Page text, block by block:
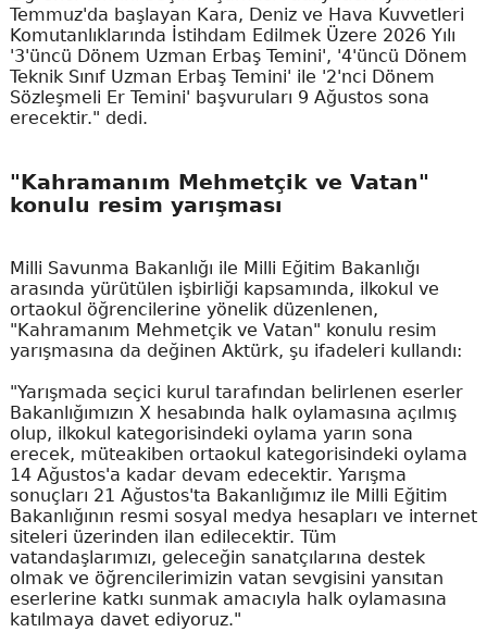
Temmuz'da başlayan Kara, Deniz ve Hava Kuvvetleri
Komutanlıklarında İstihdam Edilmek Üzere 2026 Yılı
'3'üncü Dönem Uzman Erbaş Temini', '4'üncü Dönem
Teknik Sınıf Uzman Erbaş Temini' ile '2'nci Dönem
Sözleşmeli Er Temini' başvuruları 9 Ağustos sona
erecektir." dedi.
"Kahramanım Mehmetçik ve Vatan"
konulu resim yarışması
Milli Savunma Bakanlığı ile Milli Eğitim Bakanlığı
arasında yürütülen işbirliği kapsamında, ilkokul ve
ortaokul öğrencilerine yönelik düzenlenen,
"Kahramanım Mehmetçik ve Vatan" konulu resim
yarışmasına da değinen Aktürk, şu ifadeleri kullandı:
"Yarışmada seçici kurul tarafından belirlenen eserler
Bakanlığımızın X hesabında halk oylamasına açılmış
olup, ilkokul kategorisindeki oylama yarın sona
erecek, müteakiben ortaokul kategorisindeki oylama
14 Ağustos'a kadar devam edecektir. Yarışma
sonuçları 21 Ağustos'ta Bakanlığımız ile Milli Eğitim
Bakanlığının resmi sosyal medya hesapları ve internet
siteleri üzerinden ilan edilecektir. Tüm
vatandaşlarımızı, geleceğin sanatçılarına destek
olmak ve öğrencilerimizin vatan sevgisini yansıtan
eserlerine katkı sunmak amacıyla halk oylamasına
katılmaya davet ediyoruz."